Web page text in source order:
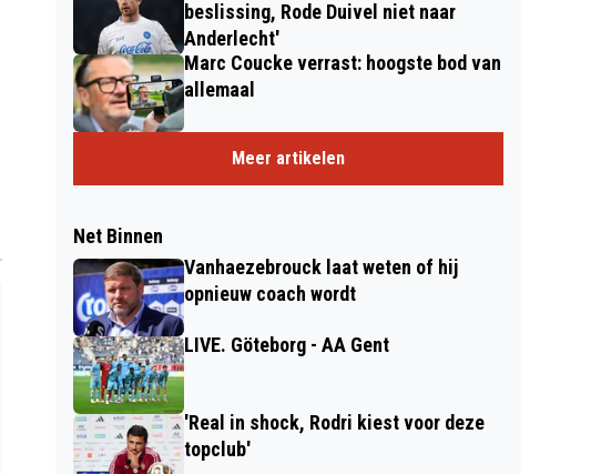
beslissing, Rode Duivel niet naar
Anderlecht'
Marc Coucke verrast: hoogste bod van
allemaal
Meer artikelen
Net Binnen
Vanhaezebrouck laat weten of hij
opnieuw coach wordt
LIVE. Göteborg - AA Gent
'Real in shock, Rodri kiest voor deze
topclub'